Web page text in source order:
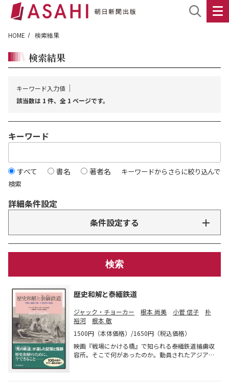
HOME 検索結果
検索結果
キーワード入力値
該当数は 1 件、全 1 ページです。
キーワード
すべて 書名 著者名
キーワードからさらに絞り込んで
検索
詳細条件設定
条件設定する
歴史和解と泰緬鉄道
ジャック・チョーカー 根本 尚美 小菅 信子
朴
裕河
根本 敬
1500円（本体価格）/1650円（税込価格）
映画『戦場にかける橋』で知られる泰緬鉄道捕虜収
容所。そこで何があったのか。動員されたアジアの